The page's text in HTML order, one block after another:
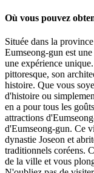
Où vous pouvez
Située dans la
Eumseong-gun est
une expérience
pittoresque, son
histoire. Que vous
d'histoire ou
en a pour tous les
attractions
d'Eumseong-gun. Ce
dynastie Joseon et
traditionnels coréens.
de la ville et vous